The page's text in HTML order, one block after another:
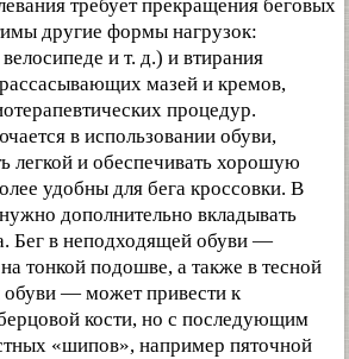
требует прекращения беговых
другие формы нагрузок:
и т. д.) и втирания
мазей и кремов,
процедур.
в использовании обуви,
легкой и обеспечивать хорошую
удобны для бега кроссовки. В
дополнительно вкладывать
Бег в неподходящей обуви —
тонкой подошве, а также в тесной
— может привести к
кости, но с последующим
«шипов», например пяточной